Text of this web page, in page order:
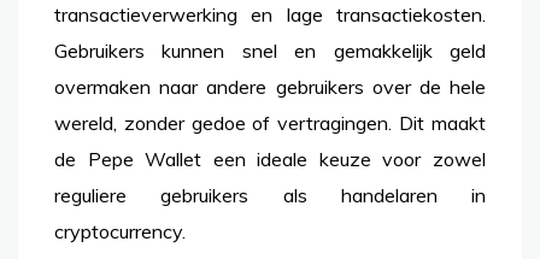
transactieverwerking en lage transactiekosten.
Gebruikers kunnen snel en gemakkelijk geld
overmaken naar andere gebruikers over de hele
wereld, zonder gedoe of vertragingen. Dit maakt
de Pepe Wallet een ideale keuze voor zowel
reguliere gebruikers als handelaren in
cryptocurrency.